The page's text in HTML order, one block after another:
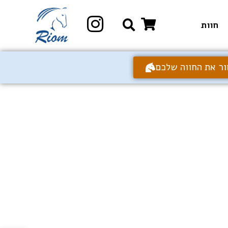
חוות
את החווה שלכם